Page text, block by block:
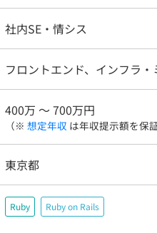
社内SE・情シス
フロントエンド、インフラ
400万 〜 700万円
（※ 想定年収 は年収提示額を保
東京都
Ruby Ruby on Rails